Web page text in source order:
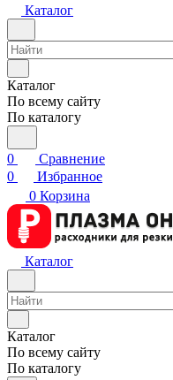
Каталог
Каталог
По всему сайту
По каталогу
0
Сравнение
0
Избранное
0 Корзина
Каталог
Каталог
По всему сайту
По каталогу